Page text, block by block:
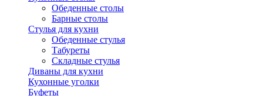
Обеденные столы
Барные столы
Стулья для кухни
Обеденные стулья
Табуреты
Складные стулья
Диваны для кухни
Кухонные уголки
Буфеты